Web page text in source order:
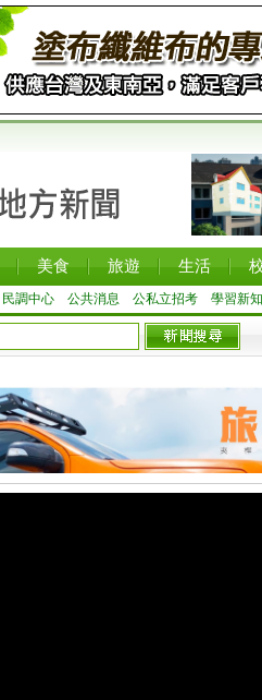
美食 旅遊 生活
民調中心 公共消息 公私立招考 學習新知